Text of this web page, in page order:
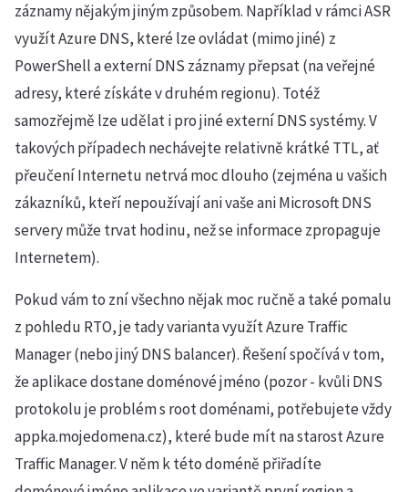
záznamy nějakým jiným způsobem. Například v rámci ASR
využít Azure DNS, které lze ovládat (mimo jiné) z
PowerShell a externí DNS záznamy přepsat (na veřejné
adresy, které získáte v druhém regionu). Totéž
samozřejmě lze udělat i pro jiné externí DNS systémy. V
takových případech nechávejte relativně krátké TTL, ať
přeučení Internetu netrvá moc dlouho (zejména u vašich
zákazníků, kteří nepoužívají ani vaše ani Microsoft DNS
servery může trvat hodinu, než se informace zpropaguje
Internetem).
Pokud vám to zní všechno nějak moc ručně a také pomalu
z pohledu RTO, je tady varianta využít Azure Traffic
Manager (nebo jiný DNS balancer). Řešení spočívá v tom,
že aplikace dostane doménové jméno (pozor - kvůli DNS
protokolu je problém s root doménami, potřebujete vždy
appka.mojedomena.cz), které bude mít na starost Azure
Traffic Manager. V něm k této doméně přiřadíte